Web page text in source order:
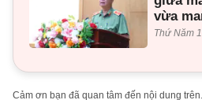
vừa
Thứ Năm
Cảm ơn bạn đã quan tâm đến nội dung